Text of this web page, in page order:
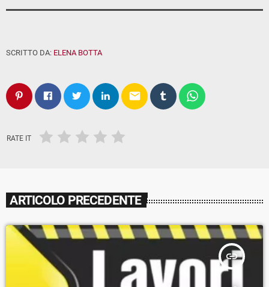
SCRITTO DA: ELENA BOTTA
email
RATE IT
ARTICOLO PRECEDENTE
insert_link